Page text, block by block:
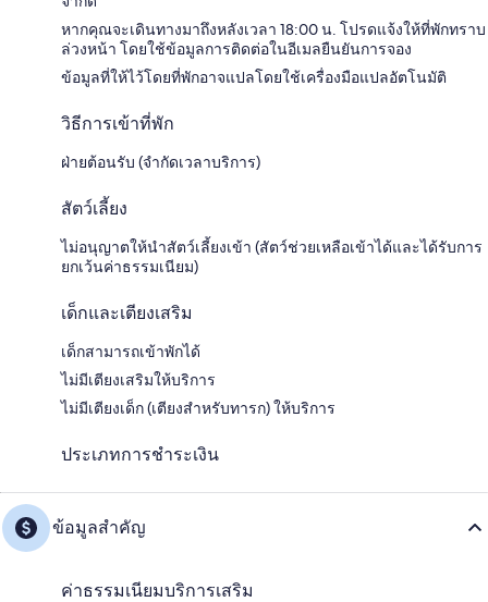
หากคุณจะเดินทางมาถึงหลังเวลา 18:00 น. โปรดแจ้งให้ที่พักทราบ
ล่วงหน้า โดยใช้ข้อมูลการติดต่อในอีเมลยืนยันการจอง
ข้อมูลที่ให้ไว้โดยที่พักอาจแปลโดยใช้เครื่องมือแปลอัตโนมัติ
วิธีการเข้าที่พัก
ฝ่ายต้อนรับ (จำกัดเวลาบริการ)
สัตว์เลี้ยง
ไม่อนุญาตให้นำสัตว์เลี้ยงเข้า (สัตว์ช่วยเหลือเข้าได้และได้รับการ
ยกเว้นค่าธรรมเนียม)
เด็กและเตียงเสริม
เด็กสามารถเข้าพักได้
ไม่มีเตียงเสริมให้บริการ
ไม่มีเตียงเด็ก (เตียงสำหรับทารก) ให้บริการ
ประเภทการชำระเงิน
ข้อมูลสำคัญ
ค่าธรรมเนียมบริการเสริม